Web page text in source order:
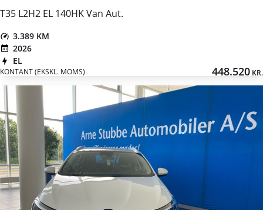
T35 L2H2 EL 140HK Van Aut.
3.389 KM
2026
EL
KONTANT (EKSKL. MOMS) 448.520 KR.